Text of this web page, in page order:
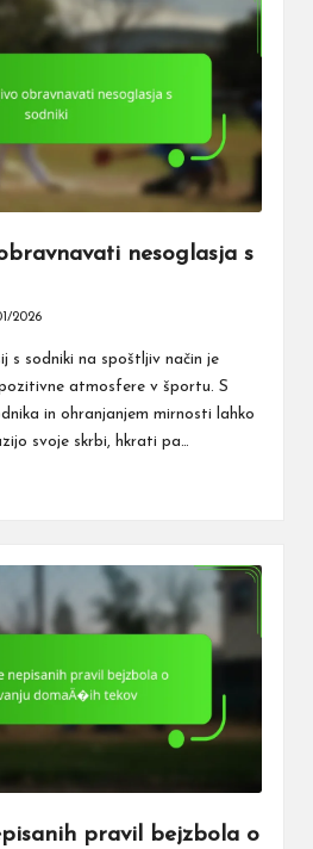
nesoglasja s
2026
s sodniki na spoštljiv način je
atmosfere v športu. S
in ohranjanjem mirnosti lahko
svoje skrbi, hkrati pa…
pravil bejzbola o